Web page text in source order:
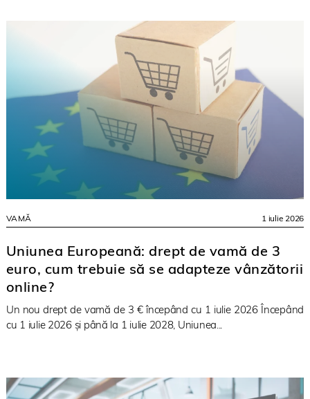
VAMĂ 1 iulie 2026
Uniunea Europeană: drept de vamă de 3
euro, cum trebuie să se adapteze vânzătorii
online?
Un nou drept de vamă de 3 € începând cu 1 iulie 2026 Începând
cu 1 iulie 2026 și până la 1 iulie 2028, Uniunea...